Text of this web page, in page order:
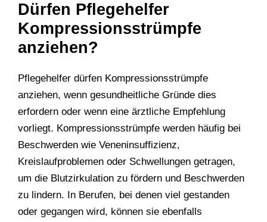
Dürfen Pflegehelfer
Kompressionsstrümpfe
anziehen?
Pflegehelfer dürfen Kompressionsstrümpfe
anziehen, wenn gesundheitliche Gründe dies
erfordern oder wenn eine ärztliche Empfehlung
vorliegt. Kompressionsstrümpfe werden häufig bei
Beschwerden wie Veneninsuffizienz,
Kreislaufproblemen oder Schwellungen getragen,
um die Blutzirkulation zu fördern und Beschwerden
zu lindern. In Berufen, bei denen viel gestanden
oder gegangen wird, können sie ebenfalls